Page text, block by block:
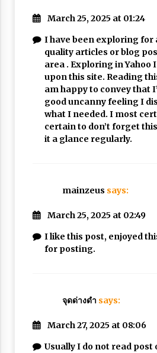
March 25, 2025 at 01:24
I have been exploring for
quality articles or blog
area . Exploring in Yahoo
upon this site. Reading
am happy to convey that
good uncanny feeling I
what I needed. I most
certain to don’t forget
it a glance regularly.
mainzeus says:
March 25, 2025 at 02:49
I like this post, enjoyed
for posting.
จุดด่างดำ says:
March 27, 2025 at 08:06
Usually I do not read post